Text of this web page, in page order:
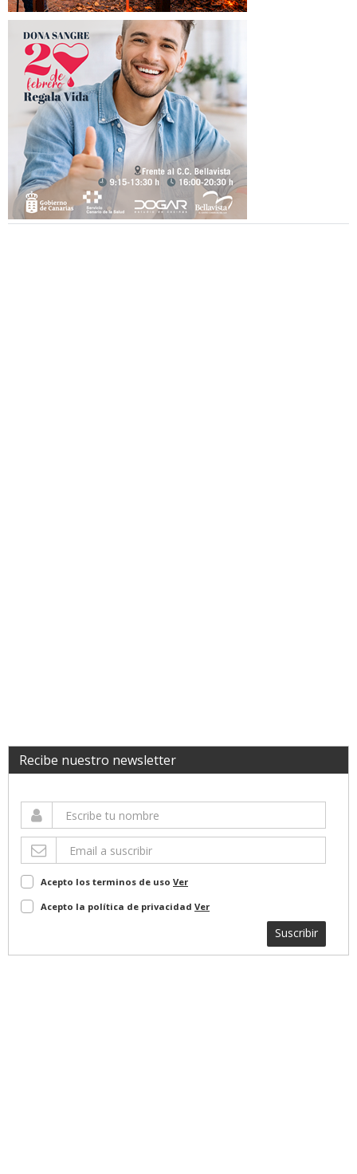
Recibe nuestro newsletter
Acepto los terminos de uso Ver
Acepto la política de privacidad Ver
Suscribir